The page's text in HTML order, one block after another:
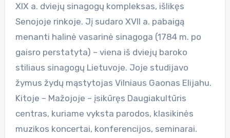
XIX a. dviejų sinagogų kompleksas, išlikęs
Senojoje rinkoje. Jį sudaro XVII a. pabaigą
menanti halinė vasarinė sinagoga (1784 m. po
gaisro perstatyta) – viena iš dviejų baroko
stiliaus sinagogų Lietuvoje. Joje studijavo
žymus žydų mąstytojas Vilniaus Gaonas Elijahu.
Kitoje – Mažojoje – įsikūręs Daugiakultūris
centras, kuriame vyksta parodos, klasikinės
muzikos koncertai, konferencijos, seminarai.